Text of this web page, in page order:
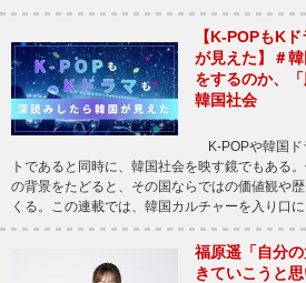
【K-POPもK
が見えた】＃韓
をするのか、
韓国社会
K-POPや韓国ド
トであると同時に、韓国社会を映す鏡でもある
の背景をたどると、その国ならではの価値観や
くる。この連載では、韓国カルチャーを入り口
福原遥「自分
きていこうと